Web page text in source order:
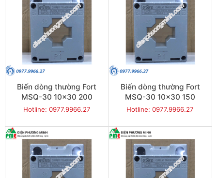
Biến dòng thường Fort
MSQ-30 10x30 200
Hotline: 0977.9966.27
Biến dòng thường Fort
MSQ-30 10x30 150
Hotline: 0977.9966.27